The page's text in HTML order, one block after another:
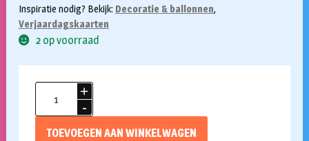
Inspiratie nodig? Bekijk: Decoratie & ballonnen,
Verjaardagskaarten
2 op voorraad
TOEVOEGEN AAN WINKELWAGEN